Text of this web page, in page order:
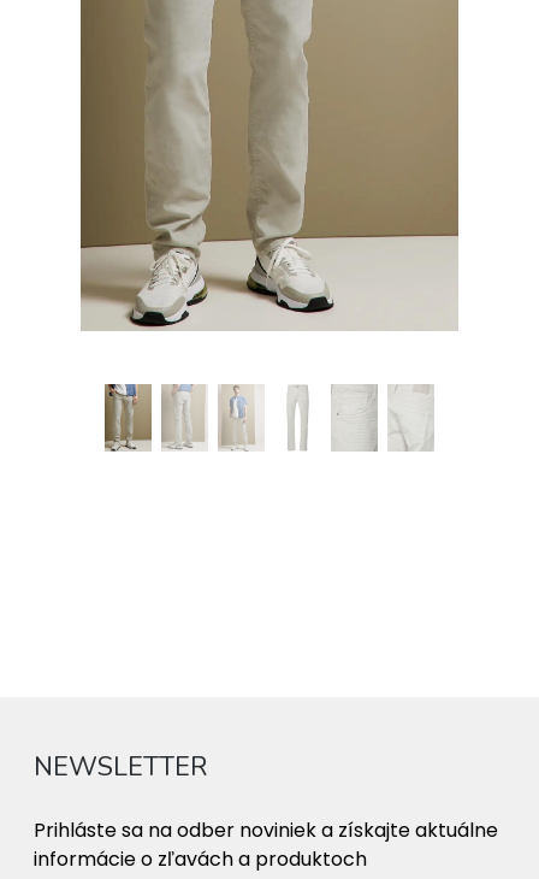
NEWSLETTER
Prihláste sa na odber noviniek a získajte aktuálne
informácie o zľavách a produktoch